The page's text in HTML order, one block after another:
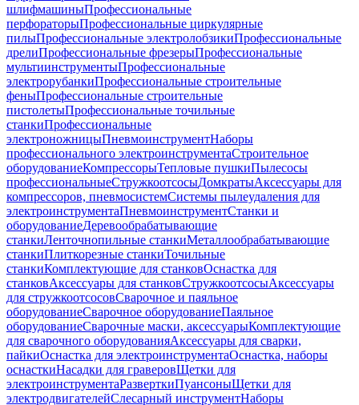
шлифмашиныПрофессиональные
перфораторыПрофессиональные циркулярные
пилыПрофессиональные электролобзикиПрофессиональные
дрелиПрофессиональные фрезерыПрофессиональные
мультиинструментыПрофессиональные
электрорубанкиПрофессиональные строительные
феныПрофессиональные строительные
пистолетыПрофессиональные точильные
станкиПрофессиональные
электроножницыПневмоинструментНаборы
профессионального электроинструментаСтроительное
оборудованиеКомпрессорыТепловые пушкиПылесосы
профессиональныеСтружкоотсосыДомкратыАксессуары для
компрессоров, пневмосистемСистемы пылеудаления для
электроинструментаПневмоинструментСтанки и
оборудованиеДеревообрабатывающие
станкиЛенточнопильные станкиМеталлообрабатывающие
станкиПлиткорезные станкиТочильные
станкиКомплектующие для станковОснастка для
станковАксессуары для станковСтружкоотсосыАксессуары
для стружкоотсосовСварочное и паяльное
оборудованиеСварочное оборудованиеПаяльное
оборудованиеСварочные маски, аксессуарыКомплектующие
для сварочного оборудованияАксессуары для сварки,
пайкиОснастка для электроинструментаОснастка, наборы
оснасткиНасадки для граверовЩетки для
электроинструментаРазверткиПуансоныЩетки для
электродвигателейСлесарный инструментНаборы